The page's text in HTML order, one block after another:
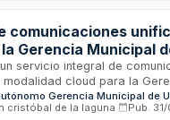
comunicaciones
Gerencia Municipal
servicio integral de
cloud para la
La Laguna. El contrato
con telefonía IP, servicio
cristóbal de la laguna Pub.